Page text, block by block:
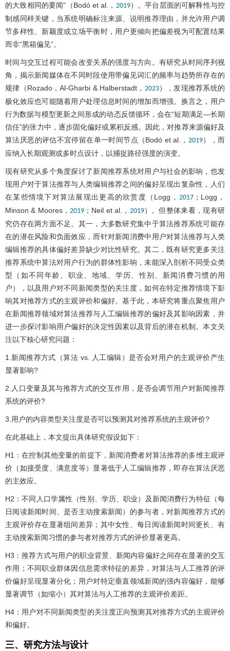
的大致相同的要闻”（Bodó et al.， 2019）。平台层面的可解释性与控
制感同样关键，当系统明确标注来源、说明推荐理由，并允许用户调
节多样性、新颖度或立场平衡时，用户更倾向把偏差视为可配置结果
而非“黑箱偏见”。
时间与交互过程可能会改变关系的强度与方向。有研究从时间序列视
角，揭示新闻媒体在不同时段使用带偏见词汇的频率与趋势所存在的
规律（Rozado，Al-Gharbi & Halberstadt， 2023），发现推荐系统的
极化效应也可能随着用户处理信息时间的增加而增强。换言之，用户
行为数据与模型更新之间形成的动态反馈循环，会在“短期满足—长期
信任”的张力中，逐步固化偏好或累积反感。因此，对推荐来源偏好及
算法厌恶的评估不宜停留在单一时间节点（Bodó et al.， 2019），而
应纳入长期观测或多时点设计，以捕捉路径强度的演变。
现有研究从多个角度探讨了新闻推荐系统对用户与社会的影响，也发
现用户对于算法推荐与人类编辑推荐之间的偏好呈现出复杂性，人们
在某些情境下对算法展现出更高的欣赏度（Logg， 2017；Logg，
Minson & Moores， 2019 ；Neil et al.， 2019）。但整体来看，现有研
究仍存在两方面不足。其一，大多数研究集中于算法推荐系统可能存
在的潜在风险和负面效应，而针对新闻消费中用户对算法推荐与人类
编辑推荐的具体偏好差异缺少对比性研究。其二，既有研究更多关注
推荐系统中算法对用户行为的群体性影响，未能深入剖析不同受众类
型（如不同年龄、职业、地域、学历、性别、新闻消费习惯的用
户），以及用户对不同新闻类型的关注度，如何在特定推荐情境下影
响其对推荐方式的主观评价和偏好。基于此，本研究将重点聚焦用户
在新闻推荐领域对算法推荐与人工编辑推荐的偏好及其影响因素，并
进一步探讨影响用户偏好的决定性因素以及背后的潜在机制。本文关
注以下核心研究问题：
1.新闻推荐方式（算法 vs. 人工编辑）是否会对用户的主观评价产生
显著影响?
2.人口变量及其与推荐方式的交互作用，是否会调节用户对新闻推荐
系统的评价?
3.用户的内容类型关注度是否可以预测其对推荐系统的主观评价?
在此基础上，本文提出具体研究假设如下：
H1：在控制其他变量的前提下，新闻消费者对算法推荐的多维主观评
价（如接受度、满意度等）显著低于人工编辑推荐，即存在算法厌恶
的主效应。
H2：不同人口学属性（性别、学历、职业）及新闻消费行为特征（每
日阅读新闻时间、是否主动搜索新闻）的参与者，对新闻推荐方式的
主观评价存在显著组间差异；其中女性、每日阅读新闻时间更长、有
主动搜索新闻习惯的参与者对推荐方式的评价显著更高。
H3：推荐方式与用户的职业背景、新闻内容偏好之间存在显著的交互
作用；不同职业群体因信息需求特征的差异，对算法与人工推荐的评
价偏好呈现显著分化；用户对特定垂直领域新闻的强内容偏好，能够
显著调节（如缩小）其对算法与人工推荐的主观评价差距。
H4：用户对不同新闻类型的关注度正向预测其对推荐方式的主观评价
和偏好。
三、研究方法与设计